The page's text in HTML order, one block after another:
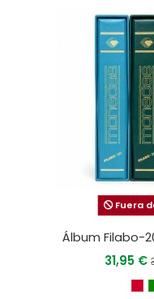
Fuera
Álbum Filabo-
31,95 €